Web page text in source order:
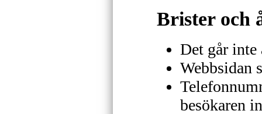
Brister och
Det går inte
Webbsidan
besökaren